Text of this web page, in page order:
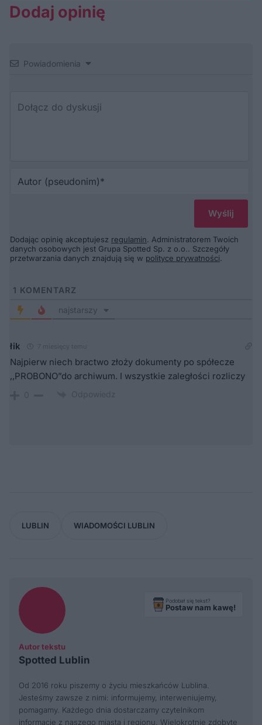
Dodaj opinię
Powiadomienia
Dodając opinię akceptujesz regulamin. Administratorem Twoich
danych osobowych jest Grupa Spotted Sp. z o.o.. Szczegóły
przetwarzania danych znajdują się w polityce prywatności.
1 KOMENTARZ
najstarszy
łik
Najpierw niech bractwo złoży dokumenty po spółecze
,,PROBONO”do archiwum. I wszystkie zaległości rozliczy
LUBLIN WIADOMOŚCI LUBLIN
Autor tekstu
Spotted Lublin
Podobał się tekst?
Postaw nam kawę!
Od 2016 roku piszemy o życiu mieszkańców Lublina.
Jesteśmy zawsze z nimi: informujemy, interweniujemy,
pomagamy. Każdego dnia dostarczamy czytelnikom
informacje z naszego miasta i regionu. Wielokrotnie zdobyte